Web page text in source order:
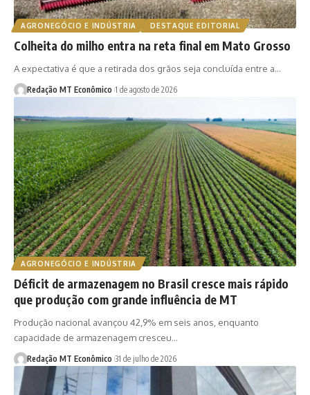
AGRONEGÓCIO E INDÚSTRIA DESTAQUE EDITORIAL
Colheita do milho entra na reta final em Mato Grosso
A expectativa é que a retirada dos grãos seja concluída entre a…
Redação MT Econômico 1 de agosto de 2026
AGRONEGÓCIO E INDÚSTRIA
Déficit de armazenagem no Brasil cresce mais rápido
que produção com grande influência de MT
Produção nacional avançou 42,9% em seis anos, enquanto
capacidade de armazenagem cresceu…
Redação MT Econômico 31 de julho de 2026